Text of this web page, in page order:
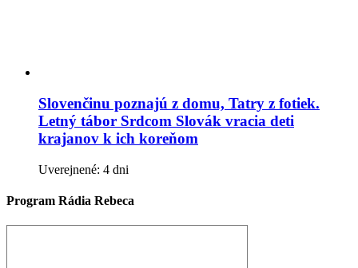
Slovenčinu poznajú z domu, Tatry z fotiek.
Letný tábor Srdcom Slovák vracia deti
krajanov k ich koreňom
Uverejnené: 4 dni
Program Rádia Rebeca